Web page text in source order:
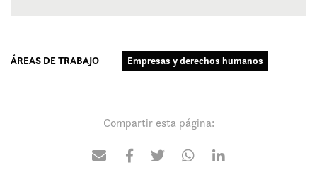
ÁREAS DE TRABAJO Empresas y derechos humanos
Compartir esta página: